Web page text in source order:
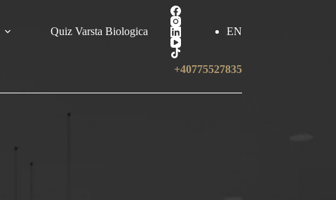
Quiz Varsta Biologica EN
+40775527835